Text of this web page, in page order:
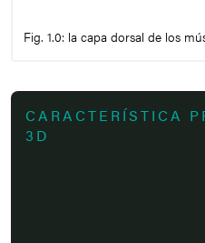
Fig. 1.0: la capa dorsal de los
CARACTERÍSTICA
3D